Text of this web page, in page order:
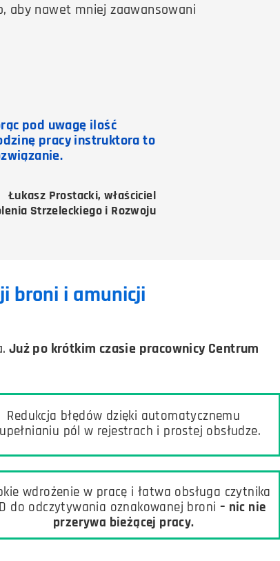
aby nawet mniej zaawansowani
pod uwagę ilość
pracy instruktora to
Łukasz Prostacki, właściciel
Strzeleckiego i Rozwoju
broni i amunicji
Już po krótkim czasie pracownicy Centrum
Redukcja błędów dzięki automatycznemu
pól w rejestrach i prostej obsłudze.
wdrożenie w pracę i łatwa obsługa czytnika
do odczytywania oznakowanej broni – nic nie
przerywa bieżącej pracy.